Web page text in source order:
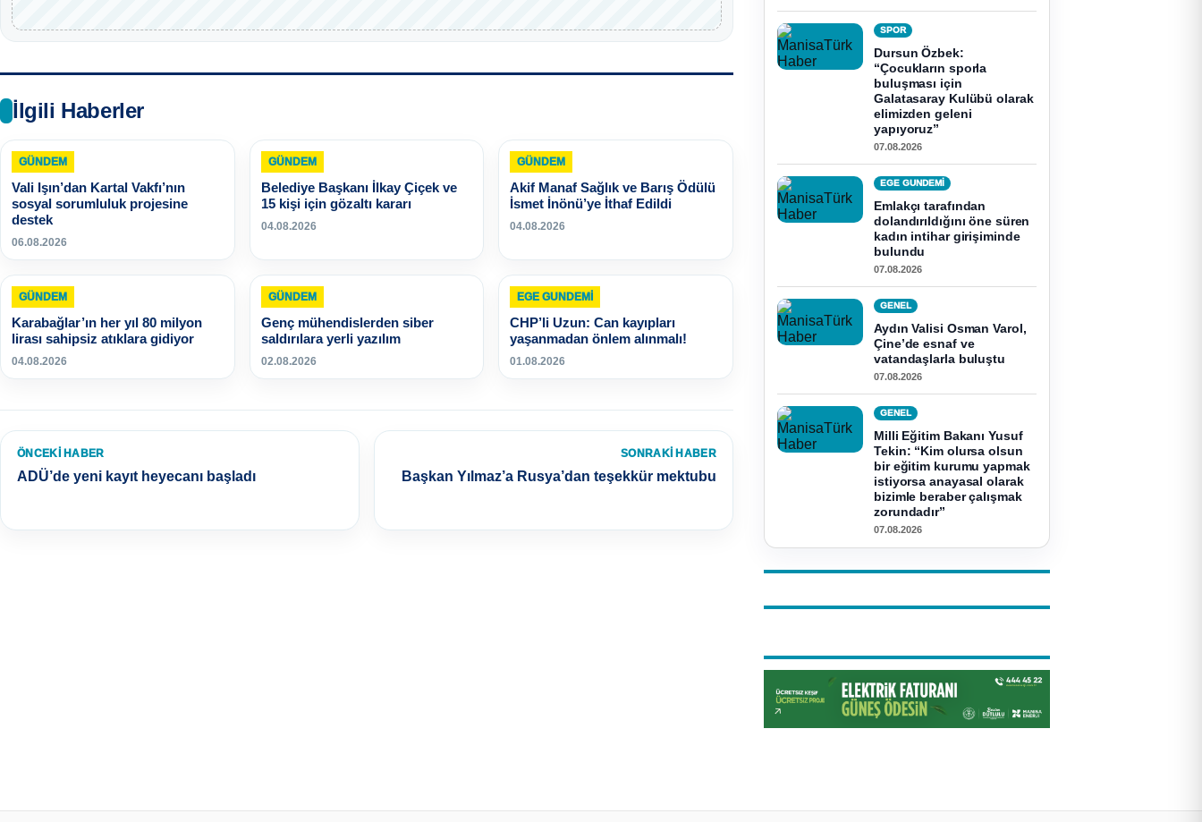
İlgili Haberler
GÜNDEM
Vali Işın’dan Kartal Vakfı’nın
sosyal sorumluluk projesine
destek
06.08.2026
GÜNDEM
Belediye Başkanı İlkay Çiçek ve
15 kişi için gözaltı kararı
04.08.2026
GÜNDEM
Akif Manaf Sağlık ve Barış Ödülü
İsmet İnönü’ye İthaf Edildi
04.08.2026
GÜNDEM
Karabağlar’ın her yıl 80 milyon
lirası sahipsiz atıklara gidiyor
04.08.2026
GÜNDEM
Genç mühendislerden siber
saldırılara yerli yazılım
02.08.2026
EGE GUNDEMİ
CHP’li Uzun: Can kayıpları
yaşanmadan önlem alınmalı!
01.08.2026
ÖNCEKI HABER
ADÜ’de yeni kayıt heyecanı başladı
SONRAKI HABER
Başkan Yılmaz’a Rusya’dan teşekkür mektubu
SPOR
Dursun Özbek:
“Çocukların sporla
buluşması için
Galatasaray Kulübü olarak
elimizden geleni
yapıyoruz”
07.08.2026
EGE GUNDEMİ
Emlakçı tarafından
dolandırıldığını öne süren
kadın intihar girişiminde
bulundu
07.08.2026
GENEL
Aydın Valisi Osman Varol,
Çine’de esnaf ve
vatandaşlarla buluştu
07.08.2026
GENEL
Milli Eğitim Bakanı Yusuf
Tekin: “Kim olursa olsun
bir eğitim kurumu yapmak
istiyorsa anayasal olarak
bizimle beraber çalışmak
zorundadır”
07.08.2026